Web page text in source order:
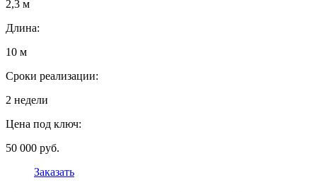
2,3 м
Длина:
10 м
Сроки реализации:
2 недели
Цена под ключ:
50 000 руб.
Заказать